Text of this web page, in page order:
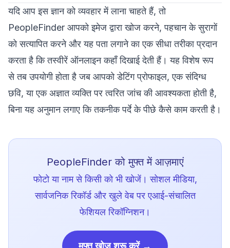
यदि आप इस ज्ञान को व्यवहार में लाना चाहते हैं, तो
PeopleFinder आपको इमेज द्वारा खोज करने, पहचान के सुरागों
को सत्यापित करने और यह पता लगाने का एक सीधा तरीका प्रदान
करता है कि तस्वीरें ऑनलाइन कहाँ दिखाई देती हैं। यह विशेष रूप
से तब उपयोगी होता है जब आपको डेटिंग प्रोफाइल, एक संदिग्ध
छवि, या एक अज्ञात व्यक्ति पर त्वरित जांच की आवश्यकता होती है,
बिना यह अनुमान लगाए कि तकनीक पर्दे के पीछे कैसे काम करती है।
PeopleFinder को मुफ्त में आज़माएं
फोटो या नाम से किसी को भी खोजें। सोशल मीडिया,
सार्वजनिक रिकॉर्ड और खुले वेब पर एआई-संचालित
फेशियल रिकॉग्निशन।
मुफ्त खोज शुरू करें →